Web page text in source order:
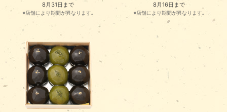
8月31日まで
※店舗により期間が異なります｡
8月16日まで
※店舗により期間が異なります｡